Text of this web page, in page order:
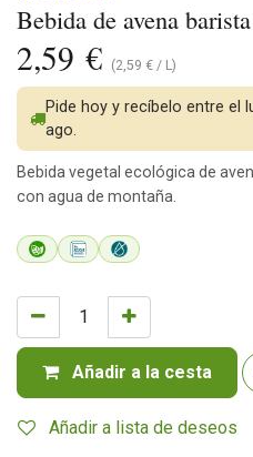
Bebida de avena
2,59 € (2,59 € / L )
Añadir a la cesta
Añadir a lista de deseos
Pide hoy y recíbelo entre el
ago.
Bebida vegetal ecológica de
con agua de montaña.